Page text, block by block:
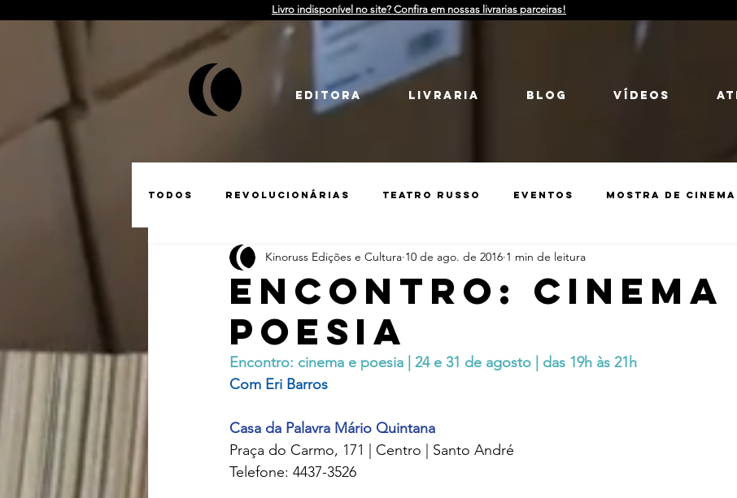
Livro indisponível no site? Confira em nossas livrarias parceiras!
EDITORA LIVRARIA Blog Vídeos
Todos Revolucionárias Teatro Russo Eventos Mostra de Cinema
Matérias Tarkóvski Guerra Catarse História da Rússia
Guerra na Ucrânia Street Art
nacionalismo autonomia dos povos
Encontro: cinema
poesia
Kinoruss Edições e Cultura 10 de ago. de 2016 1 min de leitura
Encontro: cinema e poesia | 24 e 31 de agosto | das 19h às 21h
Com Eri Barros
Casa da Palavra Mário Quintana
Praça do Carmo, 171 | Centro | Santo André
Telefone: 4437-3526